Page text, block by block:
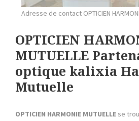
Adresse de contact OPTICIEN
OPTICIEN
MUTUELLE
optique kalixia
Mutuelle
OPTICIEN HARMONIE MUTUELLE se